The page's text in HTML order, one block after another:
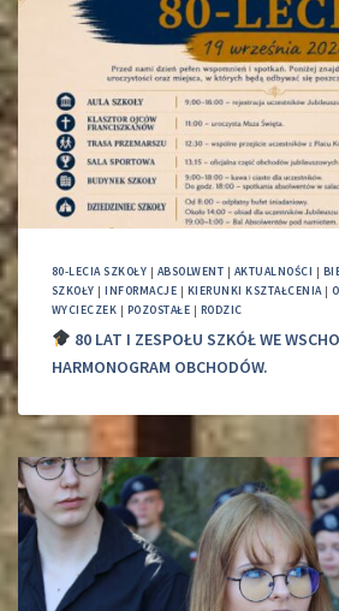
80-LECIA SZKOŁY | ABSOLWENT | AKTUALNOŚCI |
SZKOŁY |INFORMACJE | KIERUNKI KSZTAŁCENIA|
WYCIECZEK | POZOSTAŁE | RODZIC
80 LAT I ZESPOŁU SZKÓŁ WE
HARMONOGRAM OBCHODÓW.